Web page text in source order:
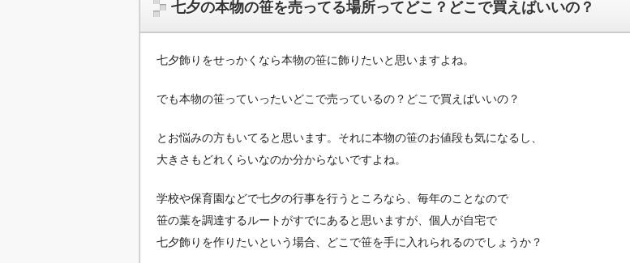
七夕の本物の笹を売ってる場所ってどこ？どこで買えばいいの？
七夕飾りをせっかくなら本物の笹に飾りたいと思いますよね。
でも本物の笹っていったいどこで売っているの？どこで買えばいいの？
とお悩みの方もいてると思います。それに本物の笹のお値段も気になるし、
大きさもどれくらいなのか分からないですよね。
学校や保育園などで七夕の行事を行うところなら、毎年のことなので
笹の葉を調達するルートがすでにあると思いますが、個人が自宅で
七夕飾りを作りたいという場合、どこで笹を手に入れられるのでしょうか？